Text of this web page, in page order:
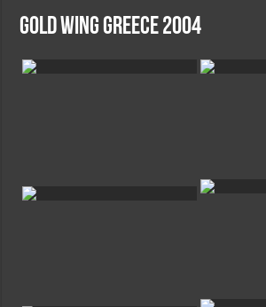
Gold Wing Greece 2004